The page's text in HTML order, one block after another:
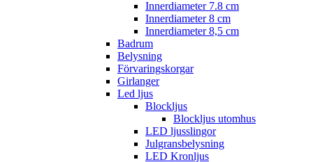
Innerdiameter 7.8 cm
Innerdiameter 8 cm
Innerdiameter 8,5 cm
Badrum
Belysning
Förvaringskorgar
Girlanger
Led ljus
Blockljus
Blockljus utomhus
LED ljusslingor
Julgransbelysning
LED Kronljus